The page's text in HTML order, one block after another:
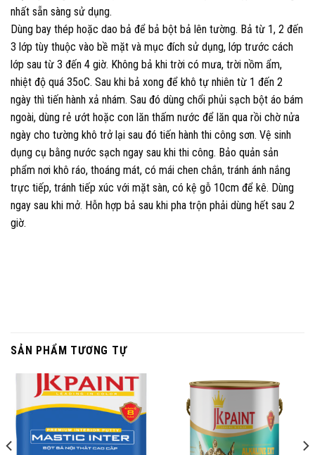
nhất sẵn sàng sử dụng.
Dùng bay thép hoặc dao bả để bả bột bả lên tường. Bả từ 1, 2 đến
3 lớp tùy thuộc vào bề mặt và mục đích sử dụng, lớp trước cách
lớp sau từ 3 đến 4 giờ. Không bả khi trời có mưa, trời nồm ẩm,
nhiệt độ quá 35oC. Sau khi bả xong để khô tự nhiên từ 1 đến 2
ngày thì tiến hành xả nhám. Sau đó dùng chổi phủi sạch bột áo bám
ngoài, dùng rẻ ướt hoặc con lăn thấm nước để lăn qua rồi chờ nửa
ngày cho tường khô trở lại sau đó tiến hành thi công sơn. Vệ sinh
dụng cụ bằng nước sạch ngay sau khi thi công. Bảo quản sản
phẩm nơi khô ráo, thoáng mát, có mái chen chắn, tránh ánh nắng
trực tiếp, tránh tiếp xúc với mặt sàn, có kệ gỗ 10cm để kê. Dùng
ngay sau khi mở. Hỗn hợp bả sau khi pha trộn phải dùng hết sau 2
giờ.
SẢN PHẨM TƯƠNG TỰ